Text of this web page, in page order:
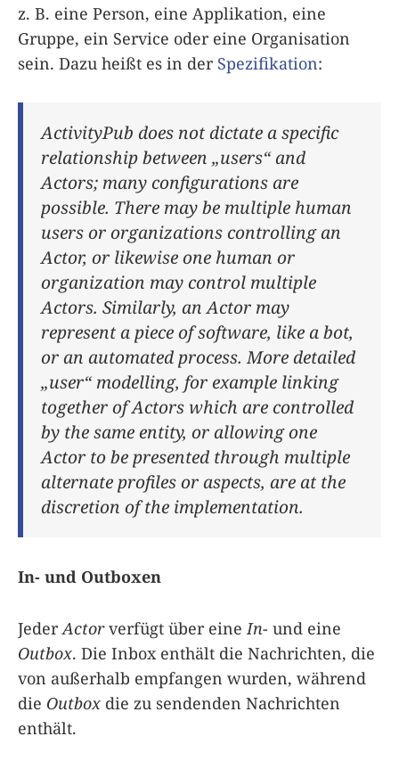
z. B. eine Person, eine Applikation, eine
Gruppe, ein Service oder eine Organisation
sein. Dazu heißt es in der Spezifikation:
ActivityPub does not dictate a specific
relationship between „users“ and
Actors; many configurations are
possible. There may be multiple human
users or organizations controlling an
Actor, or likewise one human or
organization may control multiple
Actors. Similarly, an Actor may
represent a piece of software, like a bot,
or an automated process. More detailed
„user“ modelling, for example linking
together of Actors which are controlled
by the same entity, or allowing one
Actor to be presented through multiple
alternate profiles or aspects, are at the
discretion of the implementation.
In- und Outboxen
JederActorverfügt über eine In- und eine
Outbox. Die Inbox enthält die Nachrichten, die
von außerhalb empfangen wurden, während
die Outbox die zu sendenden Nachrichten
enthält.